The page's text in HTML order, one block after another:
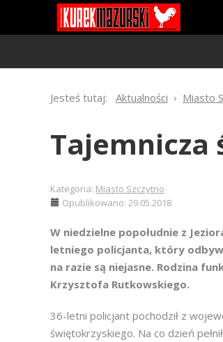
Jesteś tutaj: Aktualności Miasto
Tajemnicza
Kategoria: Miasto Szczytno
Opublikowano: 29.05.2018
W niedzielne popołudnie z
letniego policjanta, który
na razie są niejasne. Rodzina
Krzysztofa Rutkowskiego.
36-letni policjant pochodził z
świętokrzyskiego. Na co dzień